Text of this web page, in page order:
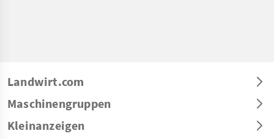
Landwirt.com
Maschinengruppen
Kleinanzeigen